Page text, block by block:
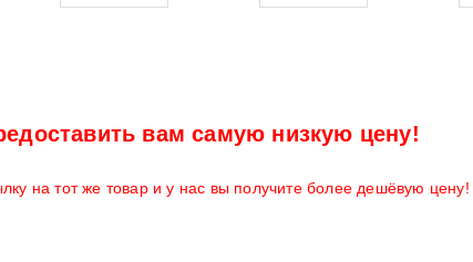
вам самую низкую цену!
на тот же товар и у нас вы получите более дешёвую цену!